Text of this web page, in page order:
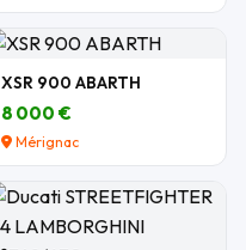
XSR 900 ABARTH
8 000 €
Mérignac